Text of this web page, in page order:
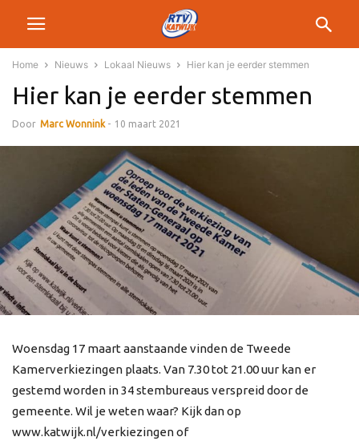
Home Nieuws Lokaal Nieuws Hier kan je eerder stemmen
Hier kan je eerder stemmen
Door Marc Wonnink - 10 maart 2021
Woensdag 17 maart aanstaande vinden de Tweede
Kamerverkiezingen plaats. Van 7.30 tot 21.00 uur kan er
gestemd worden in 34 stembureaus verspreid door de
gemeente. Wil je weten waar? Kijk dan op
www.katwijk.nl/verkiezingen of